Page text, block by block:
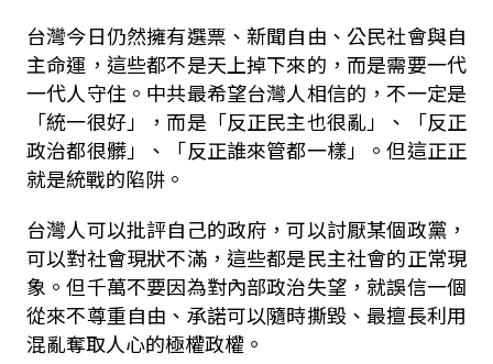
台灣今日仍然擁有選票、新聞自由、公民社會與自
主命運，這些都不是天上掉下來的，而是需要一代
一代人守住。中共最希望台灣人相信的，不一定是
「統一很好」，而是「反正民主也很亂」、「反正
政治都很髒」、「反正誰來管都一樣」。但這正正
就是統戰的陷阱。
台灣人可以批評自己的政府，可以討厭某個政黨，
可以對社會現狀不滿，這些都是民主社會的正常現
象。但千萬不要因為對內部政治失望，就誤信一個
從來不尊重自由、承諾可以隨時撕毀、最擅長利用
混亂奪取人心的極權政權。